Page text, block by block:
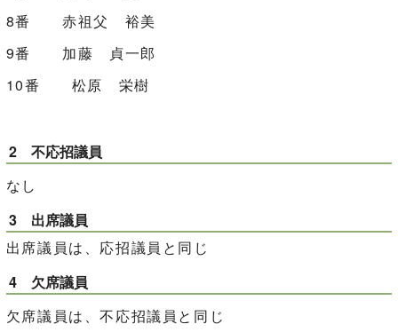
8番 赤祖父 裕美
9番 加藤 貞一郎
10番 松原 栄樹
2 不応招議員
なし
3 出席議員
出席議員は、応招議員と同じ
4 欠席議員
欠席議員は、不応招議員と同じ